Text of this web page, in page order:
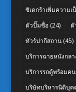
ซิเดกร้าเพิ่มความเ
ตัวปั๊มชื่อ(24) ตั
ทัวร์ปากีสถาน(45)
บริการฉายหนังกล
บริการรถตู้พร้อมค
บริษัทบริหารนิติบุค